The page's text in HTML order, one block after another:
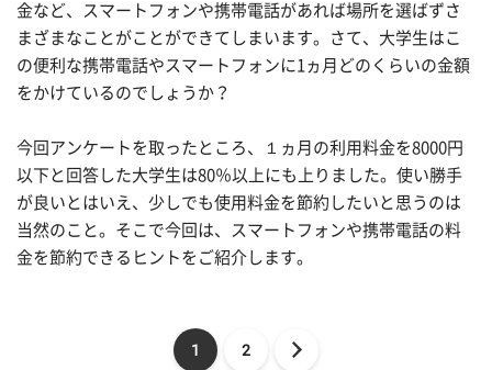
金など、スマートフォンや携帯電話があれば場所を選ばずさ
まざまなことがことができてしまいます。さて、大学生はこ
の便利な携帯電話やスマートフォンに1ヵ月どのくらいの金額
をかけているのでしょうか？
今回アンケートを取ったところ、１ヵ月の利用料金を8000円
以下と回答した大学生は80％以上にも上りました。使い勝手
が良いとはいえ、少しでも使用料金を節約したいと思うのは
当然のこと。そこで今回は、スマートフォンや携帯電話の料
金を節約できるヒントをご紹介します。
1 2